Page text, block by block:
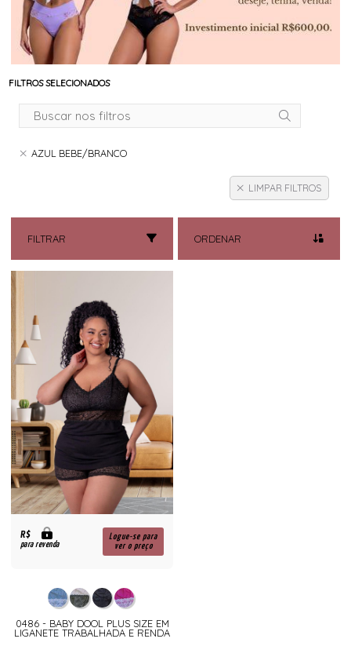
FILTROS SELECIONADOS
AZUL BEBE/BRANCO
LIMPAR FILTROS
FILTRAR ORDENAR
R$
para revenda
Logue-se para
ver o preço
0486 - BABY DOOL PLUS SIZE EM
LIGANETE TRABALHADA E RENDA